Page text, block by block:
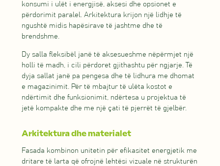
konsumi i ulët i energjisë, aksesi dhe opsionet e
përdorimit paralel. Arkitektura krijon një lidhje të
ngushtë midis hapësirave të jashtme dhe të
brendshme.
Dy salla fleksibël janë të aksesueshme nëpërmjet një
holli të madh, i cili përdoret gjithashtu për ngjarje. Të
dyja sallat janë pa pengesa dhe të lidhura me dhomat
e magazinimit. Për të mbajtur të ulëta kostot e
ndërtimit dhe funksionimit, ndërtesa u projektua të
jetë kompakte dhe me një çati të pjerrët të gjelbër.
Arkitektura dhe materialet
Fasada kombinon unitetin për efikasitet energjetik me
dritare të larta që ofrojnë lehtësi vizuale në strukturën